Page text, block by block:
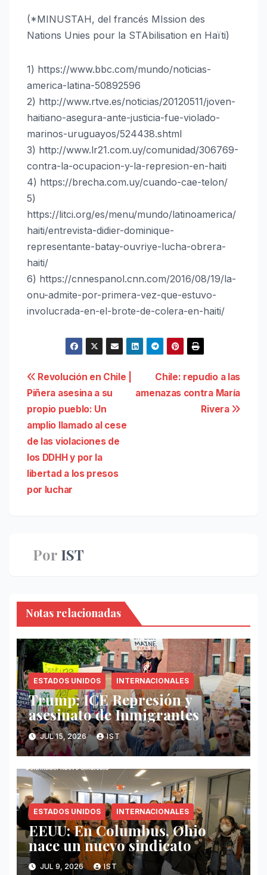
(*MINUSTAH, del francés MIssion des
Nations Unies pour la STAbilisation en Haïti)
1) https://www.bbc.com/mundo/noticias-
america-latina-50892596
2) http://www.rtve.es/noticias/20120511/joven-
haitiano-asegura-ante-justicia-fue-violado-
marinos-uruguayos/524438.shtml
3) http://www.lr21.com.uy/comunidad/306769-
contra-la-ocupacion-y-la-represion-en-haiti
4) https://brecha.com.uy/cuando-cae-telon/
5)
https://litci.org/es/menu/mundo/latinoamerica/
haiti/entrevista-didier-dominique-
representante-batay-ouvriye-lucha-obrera-
haiti/
6) https://cnnespanol.cnn.com/2016/08/19/la-
onu-admite-por-primera-vez-que-estuvo-
involucrada-en-el-brote-de-colera-en-haiti/
Navegación
de
entradas
Chile: repudio a las
amenazas contra María
Rivera
Revolución en Chile |
Piñera asesina a su
propio pueblo: Un
amplio llamado al cese
de las violaciones de
los DDHH y por la
libertad a los presos
por luchar
Por IST
Notas relacionadas
ESTADOS UNIDOS INTERNACIONALES
Trump: ICE Represión y
asesinato de Inmigrantes
JUL 15, 2026 IST
ESTADOS UNIDOS INTERNACIONALES
EEUU: En Columbus, Ohio
nace un nuevo sindicato
JUL 9, 2026 IST